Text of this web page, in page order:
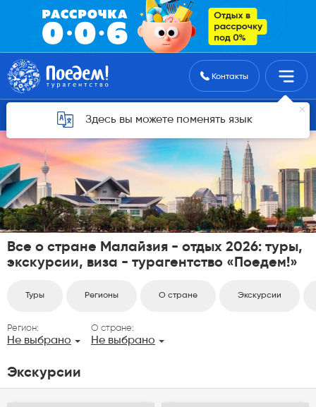
Поиск туровКонтакты
Здесь вы можете поменять язык
список стран
Все о стране Малайзия - отдых 2026: туры,
экскурсии, виза - турагентство «Поедем!»
Туры Регионы О стране Экскурсии
Регион:
Не выбрано
О стране:
Не выбрано
Экскурсии